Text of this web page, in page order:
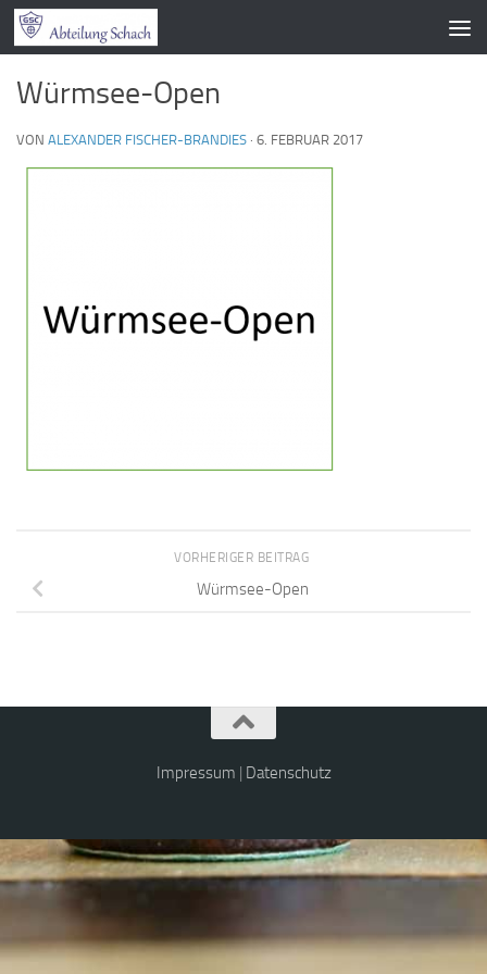
Zum Inhalt springen
Würmsee-Open
VON ALEXANDER FISCHER-BRANDIES · 6. FEBRUAR 2017
VORHERIGER BEITRAG
Würmsee-Open
Impressum | Datenschutz